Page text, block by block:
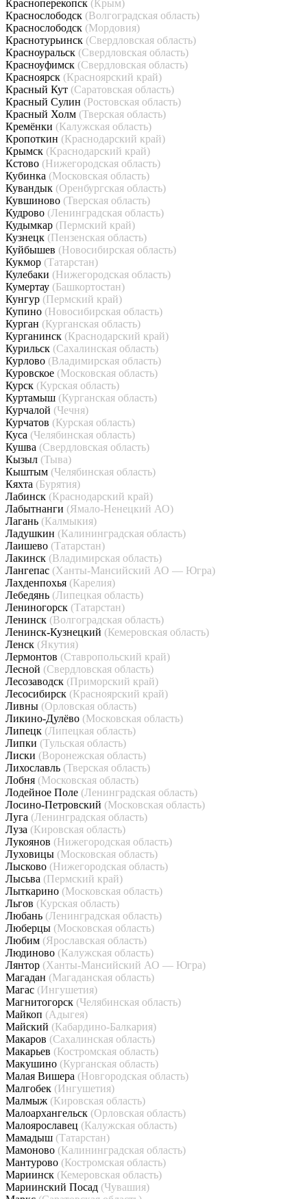
Красноперекопск (Крым)
Краснослободск (Волгоградская область)
Краснослободск (Мордовия)
Краснотурьинск (Свердловская область)
Красноуральск (Свердловская область)
Красноуфимск (Свердловская область)
Красноярск (Красноярский край)
Красный Кут (Саратовская область)
Красный Сулин (Ростовская область)
Красный Холм (Тверская область)
Кремёнки (Калужская область)
Кропоткин (Краснодарский край)
Крымск (Краснодарский край)
Кстово (Нижегородская область)
Кубинка (Московская область)
Кувандык (Оренбургская область)
Кувшиново (Тверская область)
Кудрово (Ленинградская область)
Кудымкар (Пермский край)
Кузнецк (Пензенская область)
Куйбышев (Новосибирская область)
Кукмор (Татарстан)
Кулебаки (Нижегородская область)
Кумертау (Башкортостан)
Кунгур (Пермский край)
Купино (Новосибирская область)
Курган (Курганская область)
Курганинск (Краснодарский край)
Курильск (Сахалинская область)
Курлово (Владимирская область)
Куровское (Московская область)
Курск (Курская область)
Куртамыш (Курганская область)
Курчалой (Чечня)
Курчатов (Курская область)
Куса (Челябинская область)
Кушва (Свердловская область)
Кызыл (Тыва)
Кыштым (Челябинская область)
Кяхта (Бурятия)
Лабинск (Краснодарский край)
Лабытнанги (Ямало-Ненецкий АО)
Лагань (Калмыкия)
Ладушкин (Калининградская область)
Лаишево (Татарстан)
Лакинск (Владимирская область)
Лангепас (Ханты-Мансийский АО — Югра)
Лахденпохья (Карелия)
Лебедянь (Липецкая область)
Лениногорск (Татарстан)
Ленинск (Волгоградская область)
Ленинск-Кузнецкий (Кемеровская область)
Ленск (Якутия)
Лермонтов (Ставропольский край)
Лесной (Свердловская область)
Лесозаводск (Приморский край)
Лесосибирск (Красноярский край)
Ливны (Орловская область)
Ликино-Дулёво (Московская область)
Липецк (Липецкая область)
Липки (Тульская область)
Лиски (Воронежская область)
Лихославль (Тверская область)
Лобня (Московская область)
Лодейное Поле (Ленинградская область)
Лосино-Петровский (Московская область)
Луга (Ленинградская область)
Луза (Кировская область)
Лукоянов (Нижегородская область)
Луховицы (Московская область)
Лысково (Нижегородская область)
Лысьва (Пермский край)
Лыткарино (Московская область)
Льгов (Курская область)
Любань (Ленинградская область)
Люберцы (Московская область)
Любим (Ярославская область)
Людиново (Калужская область)
Лянтор (Ханты-Мансийский АО — Югра)
Магадан (Магаданская область)
Магас (Ингушетия)
Магнитогорск (Челябинская область)
Майкоп (Адыгея)
Майский (Кабардино-Балкария)
Макаров (Сахалинская область)
Макарьев (Костромская область)
Макушино (Курганская область)
Малая Вишера (Новгородская область)
Малгобек (Ингушетия)
Малмыж (Кировская область)
Малоархангельск (Орловская область)
Малоярославец (Калужская область)
Мамадыш (Татарстан)
Мамоново (Калининградская область)
Мантурово (Костромская область)
Мариинск (Кемеровская область)
Мариинский Посад (Чувашия)